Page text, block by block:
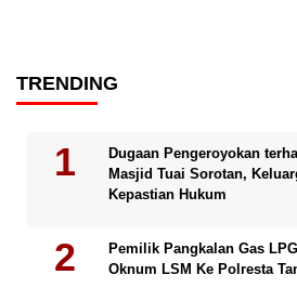
TRENDING
Dugaan Pengeroyokan
Masjid Tuai Sorotan,
Kepastian Hukum
Pemilik Pangkalan Gas
Oknum LSM Ke Polresta